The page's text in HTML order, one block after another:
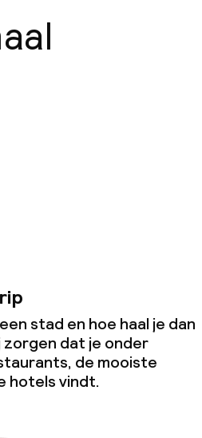
stad en hoe haal je dan
zorgen dat je onder
de mooiste
hotels vindt.